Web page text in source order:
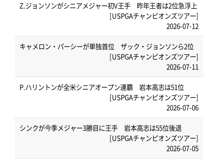
Z.ジョンソンがシニアメジャー初V王手 昨年王者は2位急浮上
[USPGAチャンピオンズツアー]
2026-07-12
キャメロン・パーシーが単独首位 ザック・ジョンソンら2位
[USPGAチャンピオンズツアー]
2026-07-11
P.ハリントンが全米シニアオープン連覇 岩本高志は51位
[USPGAチャンピオンズツアー]
2026-07-06
シンクが今季メジャー3勝目に王手 岩本高志は55位後退
[USPGAチャンピオンズツアー]
2026-07-05